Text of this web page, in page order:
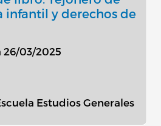
infantil y derechos de
26/03/2025
Estudios Generales